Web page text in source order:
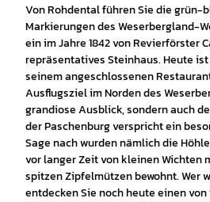
Von Rohdental führen Sie die grün-
Markierungen des Weserbergland-
ein im Jahre 1842 von Revierförster
repräsentatives Steinhaus. Heute
seinem angeschlossenen
Ausflugsziel im Norden des
grandiose Ausblick, sondern auch
der Paschenburg verspricht ein
Sage nach wurden nämlich die
vor langer Zeit von kleinen Wichten
spitzen Zipfelmützen bewohnt. Wer
entdecken Sie noch heute einen von